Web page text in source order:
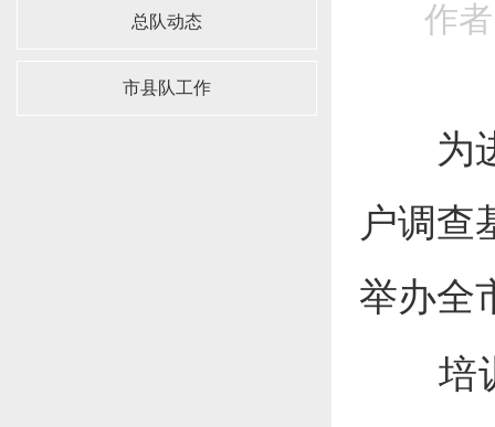
总队动态
市县队工作
作
为进
户调查
举办全
培训